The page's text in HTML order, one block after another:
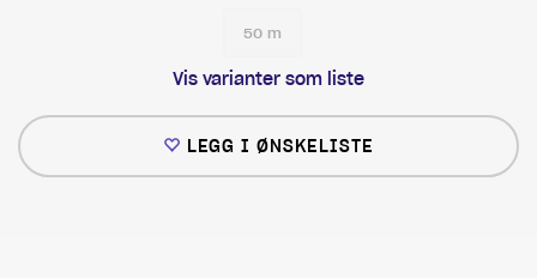
50 m
Vis varianter som liste
LEGG I ØNSKELISTE